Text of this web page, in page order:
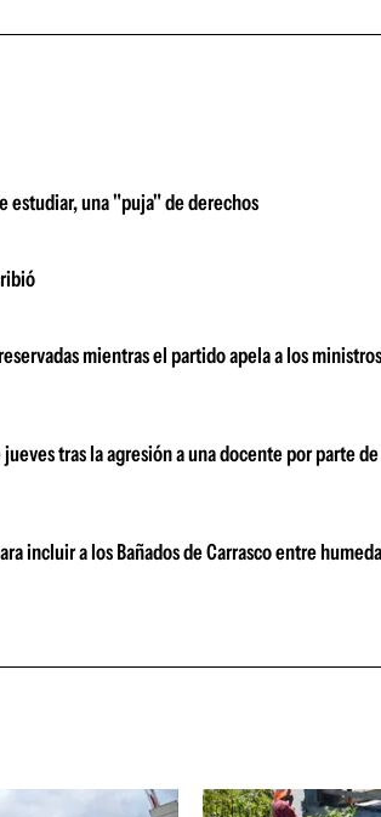
estudiar, una "puja" de derechos
mientras el partido apela a los
tras la agresión a una docente por parte
incluir a los Bañados de Carrasco entre